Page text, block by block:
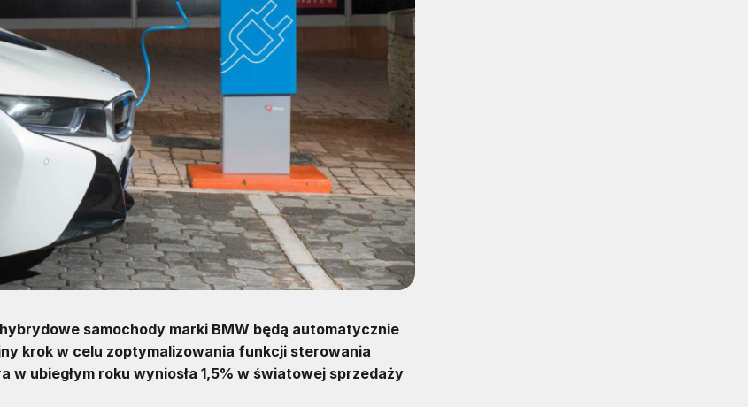
samochody marki BMW będą automatycznie
krok w celu zoptymalizowania funkcji sterowania
ubiegłym roku wyniosła 1,5% w światowej sprzedaży